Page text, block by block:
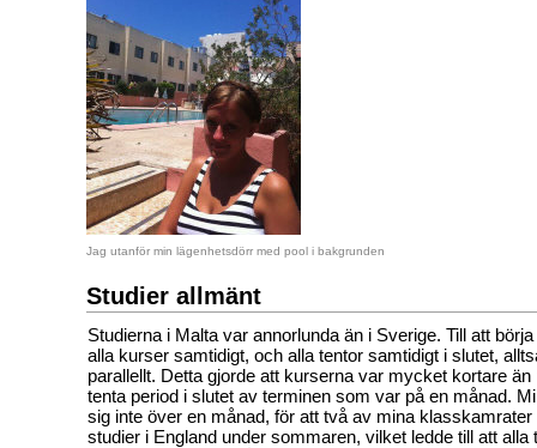
Jag utanför min lägenhetsdörr med pool i bakgrunden
Studier allmänt
Studierna i Malta var annorlunda än i Sverige. Till att
alla kurser samtidigt, och alla tentor samtidigt i slutet,
parallellt. Detta gjorde att kurserna var mycket kortare än
tenta period i slutet av terminen som var på en månad.
sig inte över en månad, för att två av mina
studier i England under sommaren, vilket ledde till att alla